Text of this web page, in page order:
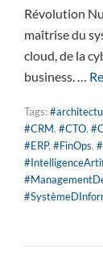
Révolution
maîtrise du
cloud, de la
business. …
Tags:
#CRM, #CTO,
#ERP, #FinOps,